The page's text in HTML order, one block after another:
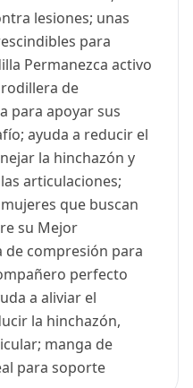
lesiones; unas
para
Permanezca activo
de
para apoyar sus
ayuda a reducir el
la hinchazón y
articulaciones;
que buscan
su Mejor
de compresión para
perfecto
a aliviar el
la hinchazón,
manga de
para soporte